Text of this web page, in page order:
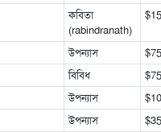
কবিতা
(rabindranath)
উপন্যাস
বিবিধ
উপন্যাস
উপন্যাস